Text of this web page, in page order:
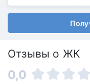
Отзывы о ЖК
0,0